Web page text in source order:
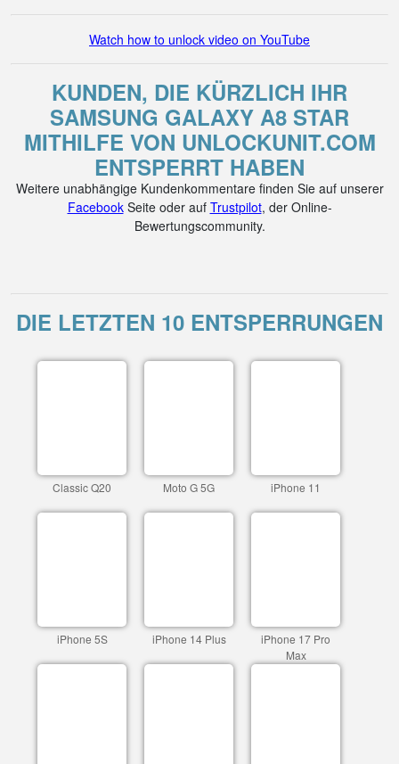
Watch how to unlock video on YouTube
KUNDEN, DIE KÜRZLICH IHR
SAMSUNG GALAXY A8 STAR
MITHILFE VON UNLOCKUNIT.COM
ENTSPERRT HABEN
Weitere unabhängige Kundenkommentare finden Sie auf unserer
FacebookSeite oder auf Trustpilot, der Online-
Bewertungscommunity.
DIE LETZTEN 10 ENTSPERRUNGEN
Classic Q20 Moto G 5G iPhone 11
iPhone 5S iPhone 14 Plus
iPhone 17 Pro
Max